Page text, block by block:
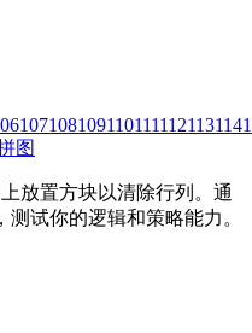
107108109110111112113114
图
放置方块以清除行列。通
试你的逻辑和策略能力。